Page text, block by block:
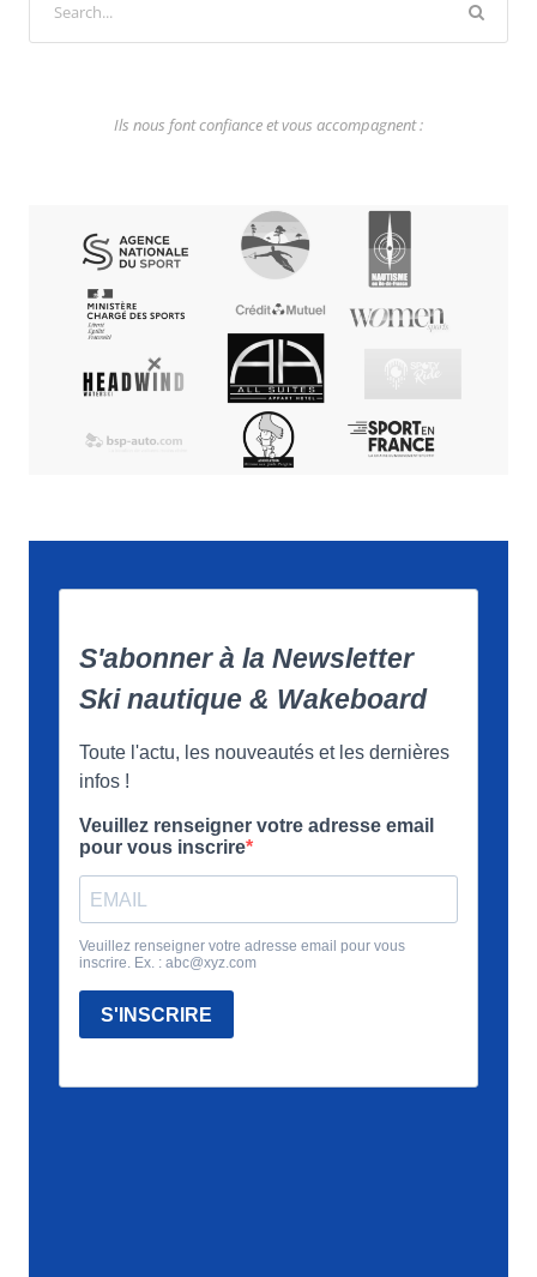
Ils nous font confiance et vous accompagnent :